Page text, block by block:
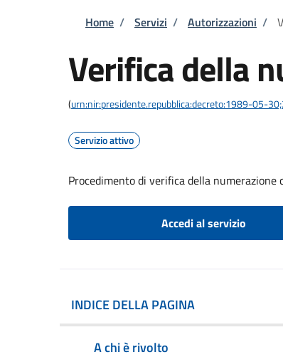
Briciole di pane
Home / Servizi / Autorizzazioni /
Verifica della
(urn:nir:presidente.repubblica:decreto:1989-05-
Servizio attivo
Procedimento di verifica della numerazione
Accedi al servizio
INDICE DELLA PAGINA
A chi è rivolto